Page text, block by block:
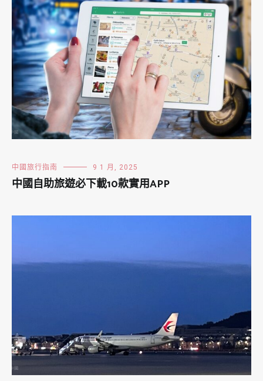
中國旅行指南 9 1 月, 2025
中國自助旅遊必下載10款實用APP